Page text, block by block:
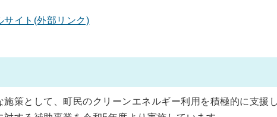
サイト(外部リンク)
策として、町民のクリーンエネルギー利用を積極的に支